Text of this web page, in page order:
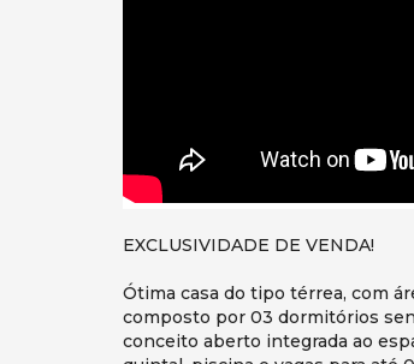
EXCLUSIVIDADE DE VENDA!
Ótima casa do tipo térrea, com
composto por 03 dormitórios
conceito aberto integrada ao